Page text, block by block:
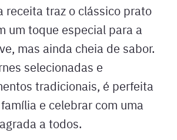
receita traz o clássico prato
um toque especial para a
mas ainda cheia de sabor.
selecionadas e
tradicionais, é perfeita
e celebrar com uma
a todos.